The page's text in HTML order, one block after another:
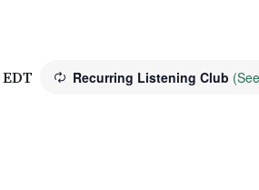
EDT Recurring Listening Club